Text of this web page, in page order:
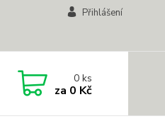
Přihlášení
0ks
za 0 Kč